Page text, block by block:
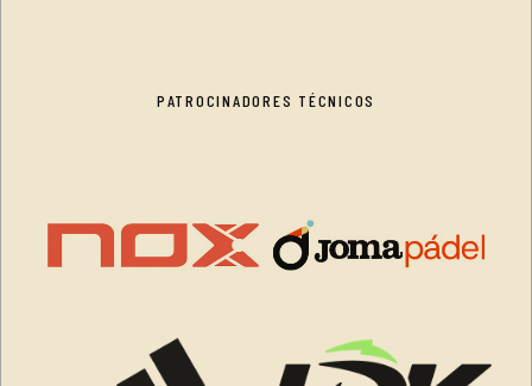
PATROCINADORES TÉCNICOS